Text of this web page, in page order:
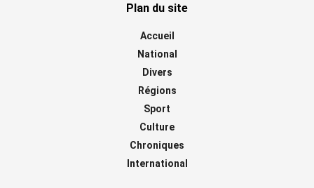
Plan du site
Accueil
National
Divers
Régions
Sport
Culture
Chroniques
International